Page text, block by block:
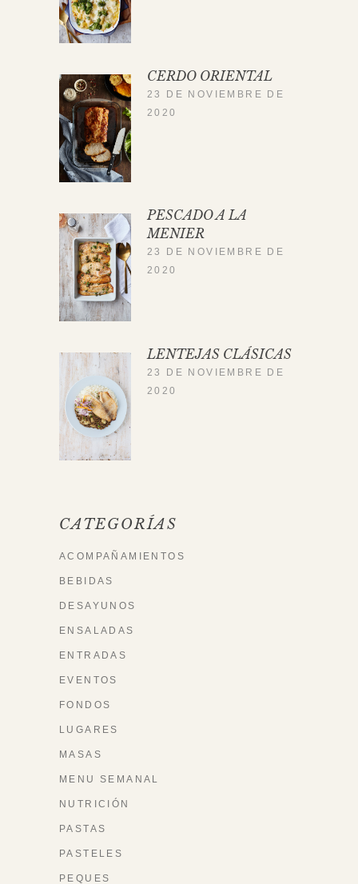
CERDO ORIENTAL
23 DE NOVIEMBRE DE
2020
PESCADO A LA
MENIER
23 DE NOVIEMBRE DE
2020
LENTEJAS CLÁSICAS
23 DE NOVIEMBRE DE
2020
CATEGORÍAS
ACOMPAÑAMIENTOS
BEBIDAS
DESAYUNOS
ENSALADAS
ENTRADAS
EVENTOS
FONDOS
LUGARES
MASAS
MENU SEMANAL
NUTRICIÓN
PASTAS
PASTELES
PEQUES